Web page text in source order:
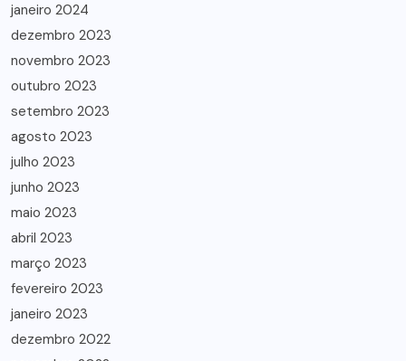
janeiro 2024
dezembro 2023
novembro 2023
outubro 2023
setembro 2023
agosto 2023
julho 2023
junho 2023
maio 2023
abril 2023
março 2023
fevereiro 2023
janeiro 2023
dezembro 2022